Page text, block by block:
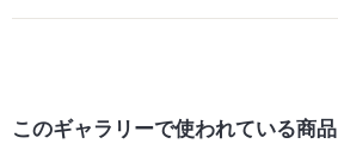
このギャラリーで使われている商品